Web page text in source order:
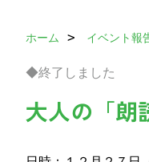
ホーム イベント報
◆終了しました
大人の「朗